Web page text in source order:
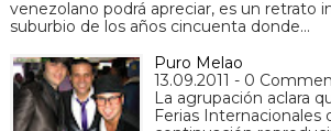
venezolano podrá apreciar, es un retrato
suburbio de los años cincuenta donde…
Puro Melao
13.09.2011 - 0
La agrupación aclara
Ferias Internacionales